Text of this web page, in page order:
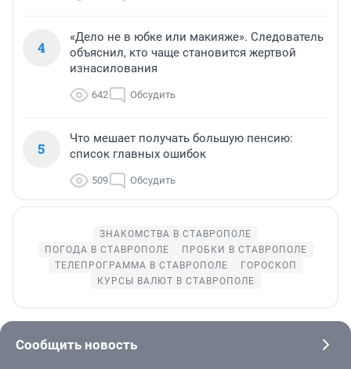
4
«Дело не в юбке или макияже». Следователь
объяснил, кто чаще становится жертвой
изнасилования
642 Обсудить
5
Что мешает получать большую пенсию:
список главных ошибок
509 Обсудить
ЗНАКОМСТВА В СТАВРОПОЛЕ
ПОГОДА В СТАВРОПОЛЕ
ПРОБКИ В СТАВРОПОЛЕ
ТЕЛЕПРОГРАММА В СТАВРОПОЛЕ
ГОРОСКОП
КУРСЫ ВАЛЮТ В СТАВРОПОЛЕ
Сообщить новость